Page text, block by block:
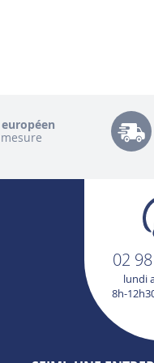
02
lundi
8h-